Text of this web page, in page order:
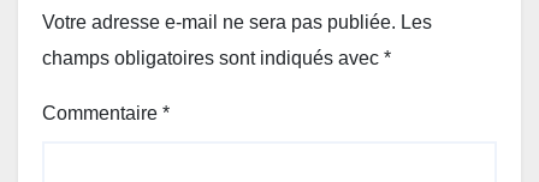
Votre adresse e-mail ne sera pas publiée. Les
champs obligatoires sont indiqués avec *
Commentaire *